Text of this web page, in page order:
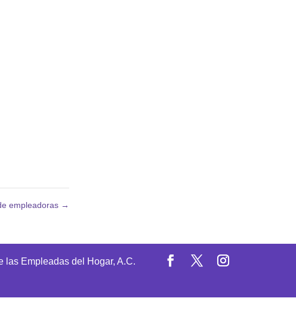
empleadoras →
Empleadas del Hogar, A.C.